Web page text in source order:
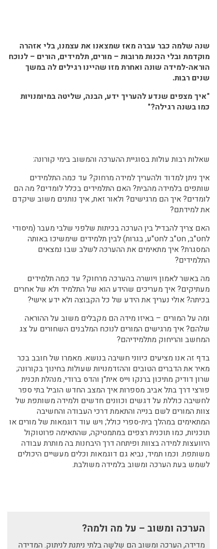
שנה שלמה כבר עברה מאז שמצאנו את עצמנו, בלי אזהרה
מוקדמת ובלי הכנות מרובות – מורים, תלמידים, הורים – לנוכח
הוראה-למידה שונה ואחרת מזו שהיינו רגילים לה במשך
שנים רבות.
"איך מצפים שנדע להעריך ידע, הבנה, שליטה במיומנויות
כמו בשנה רגילה?"
שאלות רבות עולות בסוגיית ההערכה והמשוב בימי קורונה:
איך ניתן למדוד ולהעריך למידה מרחוק? עד כמה התלמידים
שותפים בלמידה מהבית? האם התלמידים בכלל לומדים? מה הם
לומדים? איך הם מרגישים? ולאור זאת, איך נותנים משוב שיקדם
את למידתם?
האם צריך להבדיל בין הערכה בכיתות שלפני שלבי מעבר (מיסודי
לחט"ב, חט"ב לחט"ע, בגרות) לבין תלמידים שימשיכו באותה
המסגרת? איך מתאימים את ההערכה לשלב שבו נמצאים
התלמידים?
מה באשר לאמון ויושרה בהערכה מרחוק? עד כמה תלמידים
מעתיקים? איך מעריכים שהידע הוא של התלמיד ולא של אחרים
בכיתה? אולי נעריך את הידע של כל הקבוצה ולא ידע אישי?
ומה על המורים – באיזו מידה הם מקבלים משוב על ההוראה
שלהם? איך מרגישים המורים לנוכח המלבנים השחורים על צג
המחשב והריחוק מתלמידיהם?
בדף זה אנו מציעים כיווני חשיבה בנושא. מאמרו של חובב בכר
מאיר את הדברים הטובים וההזדמנויות שעולות בחינוך בקורונה;
שרון דודיק מתיכון ברנקו וייס אית"ן והדס ברודי, מנהלת תכנית
פורצי דרך בתל אביב מספרות איך המצב החדש הוביל בתי ספר
לחשיבה כוללת על דגשים וכוונים חדשים ולמידה משותפת של
צוות המורים לשם בנייה והתאמת דרכי העבודה והחשיבה
המתאימים במהלך בית-ספרי כולל; ויש עוד דוגמאות של מורים או
תוכניות, כמו תוכנית רצפים במתמטיקה, שהתאימה פרוטוקול
היוועצות למידה בצוות ופיתחה דרך היבחנות בה מותרת עבודה
משותפת. וכמו תמיד, נביא גם דוגמאות וכלים מעשיים היכולים
לשמש בעת הערכה ומשוב בלמידה משולבת.
הערכה ומשוב – על מה ולמה?
מדידה, הערכה ומשוב הם שְלשָה בלתי ניתנת לניתוק. המדידה